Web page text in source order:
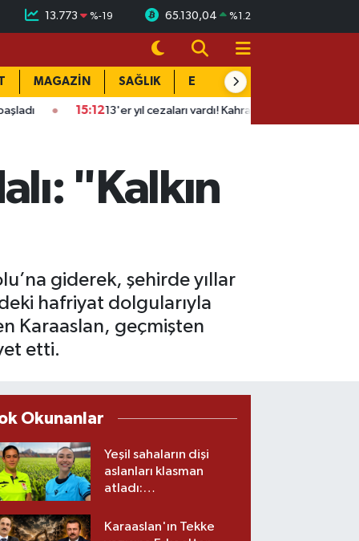
13.773 %-19 65.130,04 %1.2
MAGAZİN SAĞLIK EĞİTİM
15:1213'er yıl cezaları vardı! Kahramanmaraş'ta asayiş ekipleri
"Kalkın
giderek, şehirde yıllar
hafriyat dolgularıyla
Karaaslan, geçmişten
etti.
Okunanlar
Yeşil sahaların dişi
aslanları klasman
atladı:
üst lige iki transfer!
Karaaslan'ın Tekke